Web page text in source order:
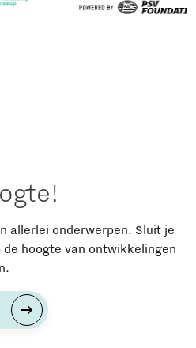
allerlei onderwerpen. Sluit je
hoogte van ontwikkelingen